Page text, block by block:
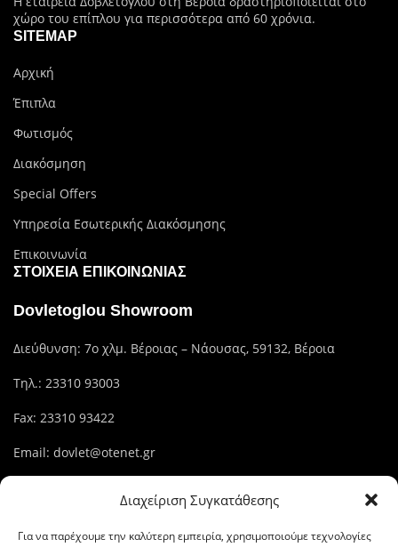
Διαχείριση Συγκατάθεσης
Για να παρέχουμε την καλύτερη εμπειρία, χρησιμοποιούμε τεχνολογίες
χώρο του επίπλου για περισσότερα από 60 χρόνια.
SITEMAP
Αρχική
Έπιπλα
Φωτισμός
Διακόσμηση
Special Offers
Υπηρεσία Εσωτερικής Διακόσμησης
Επικοινωνία
ΣΤΟΙΧΕΊΑ ΕΠΙΚΟΙΝΩΝΊΑΣ
Dovletoglou Showroom
Διεύθυνση: 7ο χλμ. Βέροιας – Νάουσας, 59132, Βέροια
Τηλ.: 23310 93003
Fax: 23310 93422
Email: dovlet@otenet.gr
Dovletoglou Branch